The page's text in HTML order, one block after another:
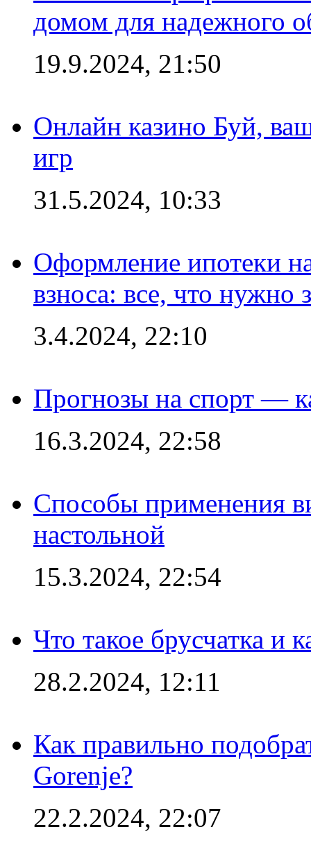
домом для надежного
19.9.2024, 21:50
Онлайн казино Буй,
игр
31.5.2024, 10:33
Оформление ипотеки
взноса: все, что нужно
3.4.2024, 22:10
Прогнозы на спорт —
16.3.2024, 22:58
Способы применения
настольной
15.3.2024, 22:54
Что такое брусчатка и
28.2.2024, 12:11
Как правильно
Gorenje?
22.2.2024, 22:07